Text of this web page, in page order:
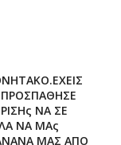
ΝΑ ΣΕ
ΝΑ ΜΑς
ΜΑΣ ΑΠΟ